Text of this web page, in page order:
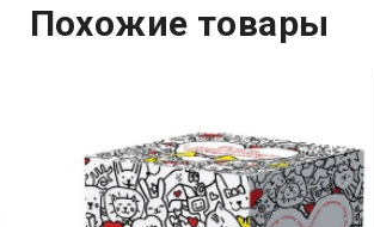
Похожие товары